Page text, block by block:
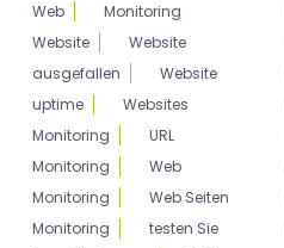
Web
Monitoring
Website
Website
ausgefallen
Website
uptime
Websites
Monitoring
URL
Monitoring
Web
Monitoring
Web Seiten
Monitoring
testen Sie